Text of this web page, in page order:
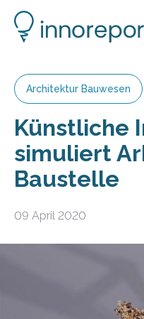
Architektur Bauwesen
Künstliche
simuliert
Baustelle
09 April 2020